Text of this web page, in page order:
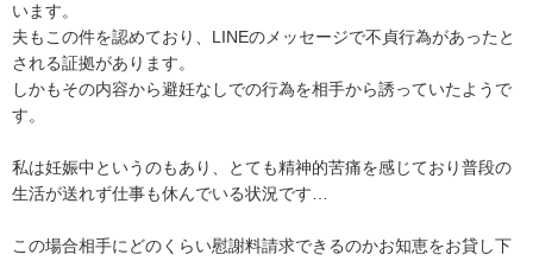
います。
夫もこの件を認めており、LINEのメッセージで不貞行為があったと
される証拠があります。
しかもその内容から避妊なしでの行為を相手から誘っていたようで
す。
私は妊娠中というのもあり、とても精神的苦痛を感じており普段の
生活が送れず仕事も休んでいる状況です…
この場合相手にどのくらい慰謝料請求できるのかお知恵をお貸し下